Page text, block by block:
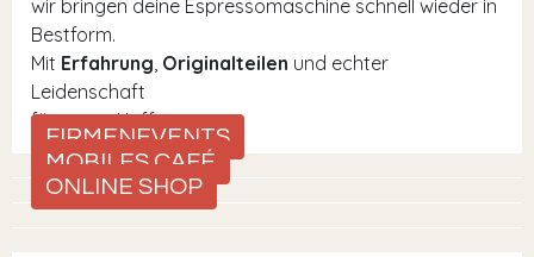
wir bringen deine Espressomaschine schnell wieder in
Bestform.
Mit Erfahrung, Originalteilen und echter
Leidenschaft
für guten Kaffee.
FIRMENEVENTS
MOBILES CAFÉ
ONLINE SHOP